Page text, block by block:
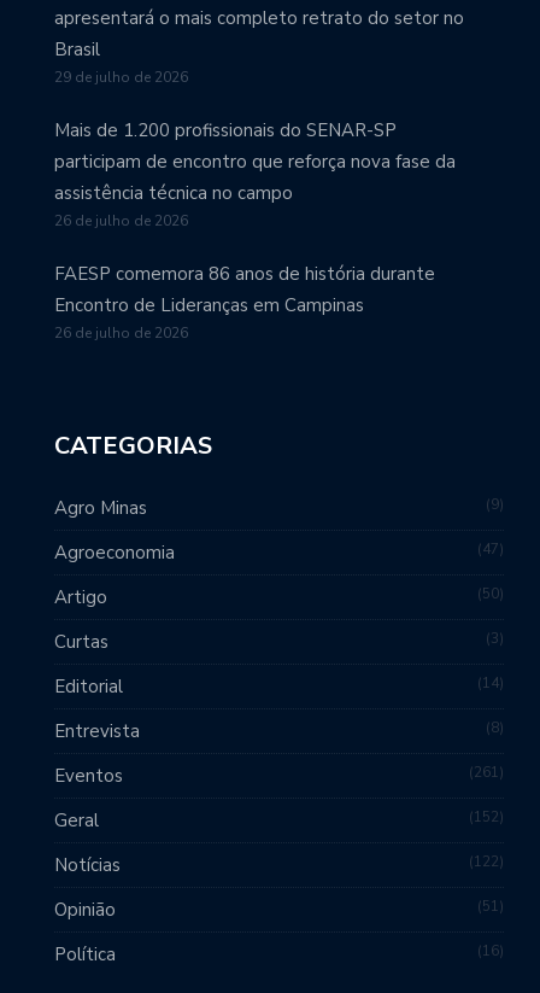
apresentará o mais completo retrato do setor no
Brasil
29 de julho de 2026
Mais de 1.200 profissionais do SENAR-SP
participam de encontro que reforça nova fase da
assistência técnica no campo
26 de julho de 2026
FAESP comemora 86 anos de história durante
Encontro de Lideranças em Campinas
26 de julho de 2026
CATEGORIAS
Agro Minas 9
Agroeconomia 47
Artigo 50
Curtas 3
Editorial 14
Entrevista 8
Eventos 261
Geral 152
Notícias 122
Opinião 51
Política 16